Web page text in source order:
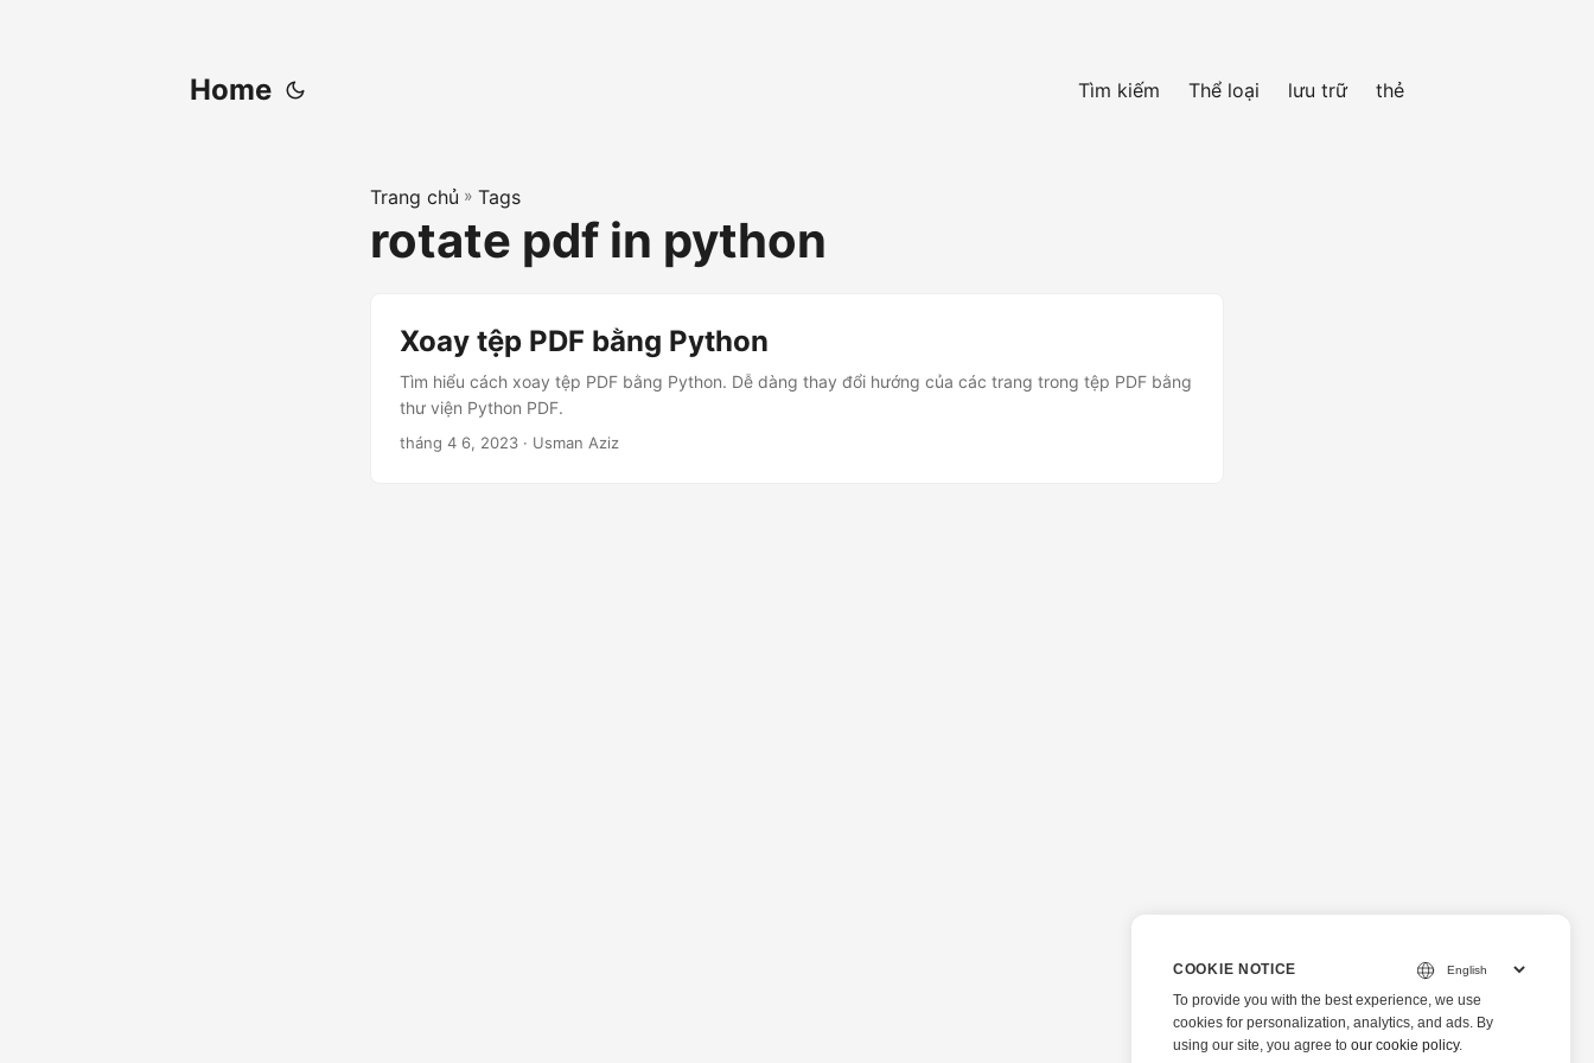
Home Tìm kiếm Thể loại lưu trữ thẻ
Trang chủ » Tags
rotate pdf in python
Xoay tệp PDF bằng Python
Tìm hiểu cách xoay tệp PDF bằng Python. Dễ dàng thay đổi hướng của các trang trong tệp PDF bằng
thư viện Python PDF.
tháng 4 6, 2023 · Usman Aziz
COOKIE NOTICE
To provide you with the best experience, we use
cookies for personalization, analytics, and ads. By
using our site, you agree to our cookie policy.